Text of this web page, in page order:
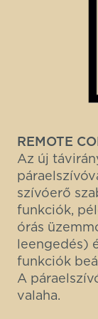
REMOTE
Az új
szívóerő
funkciók,
órás
leengedés)
funkciók
A
valaha.